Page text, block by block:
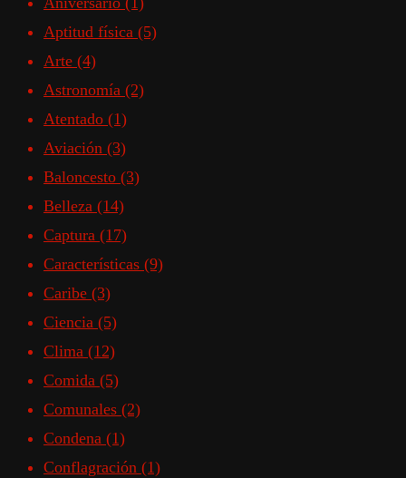
Aptitud física (5)
Arte (4)
Astronomía (2)
Atentado (1)
Aviación (3)
Baloncesto (3)
Belleza (14)
Captura (17)
Características (9)
Caribe (3)
Ciencia (5)
Clima (12)
Comida (5)
Comunales (2)
Condena (1)
Conflagración (1)